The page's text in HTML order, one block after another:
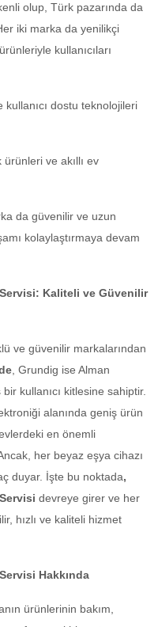
olup, Türk pazarında da
iki marka da yenilikçi
kullanıcıları
kullanıcı dostu teknolojileri
ve akıllı ev
da güvenilir ve uzun
kolaylaştırmaya devam
Kaliteli ve Güvenilir
ve güvenilir markalarından
, Grundig ise Alman
kullanıcı kitlesine sahiptir.
alanında geniş ürün
en önemli
her beyaz eşya cihazı
duyar. İşte bu noktada,
devreye girer ve her
hızlı ve kaliteli hizmet
Hakkında
ürünlerinin bakım,